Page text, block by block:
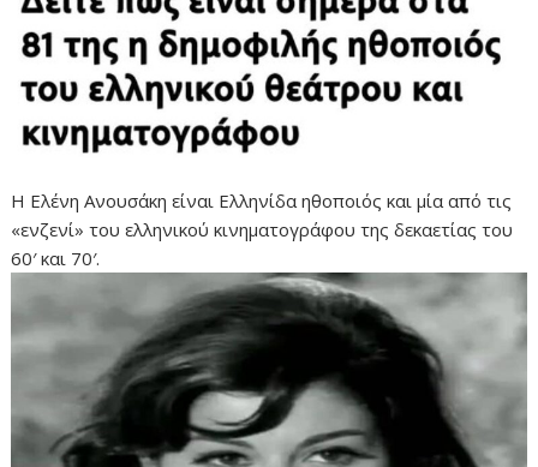
Η Ελένη Ανουσάκη είναι Ελληνίδα ηθοποιός και μία από τις
«ενζενί» του ελληνικού κινηματογράφου της δεκαετίας του
60′ και 70′.